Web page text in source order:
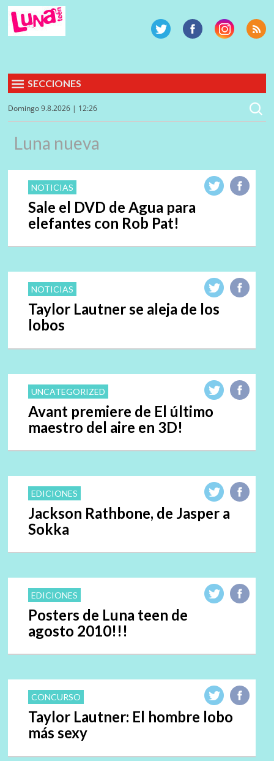
SECCIONES
Domingo 9.8.2026 | 12:26
Luna nueva
NOTICIAS
Sale el DVD de Agua para
elefantes con Rob Pat!
NOTICIAS
Taylor Lautner se aleja de los
lobos
UNCATEGORIZED
Avant premiere de El último
maestro del aire en 3D!
EDICIONES
Jackson Rathbone, de Jasper a
Sokka
EDICIONES
Posters de Luna teen de
agosto 2010!!!
CONCURSO
Taylor Lautner: El hombre lobo
más sexy